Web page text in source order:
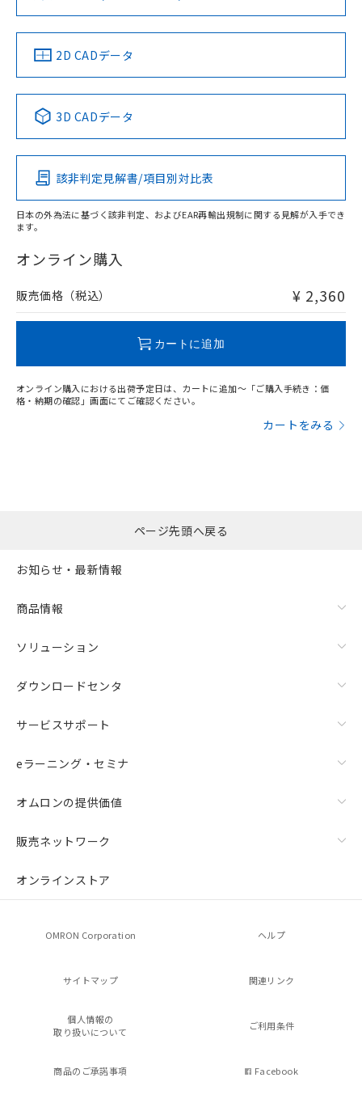
ソフトウェアの使用条件
中国 RoHS 注意事項・凡例
Pb Hg Cd Cr(VI)
O
在庫等で未対応品が混在する可能性があります。
問い合わせください。
LR型式承認
（イギリス
船舶規格）
DNV型式承認
（ノルウェー
BV型式承認
（フランス
KR型式
（韓国
No No No No
この製品の規格認証/適合状況ページへ
その他の認証はこちらのページからご検索ください
2D CADデータ
3D CADデータ
該非判定見解書/項目別対比表
日本の外為法に基づく該非判定、およびEAR再輸出規制に関する見解が入手でき
ます。
オンライン購入
販売価格（税込） ¥ 2,360
カートに追加
オンライン購入における出荷予定日は、カートに追加～「ご購入手続き：価
格・納期の確認」画面にてご確認ください。
カートをみる
ページ先頭へ戻る
お知らせ・最新情報
商品情報
ソリューション
ダウンロードセンタ
サービスサポート
eラーニング・セミナ
オムロンの提供価値
販売ネットワーク
オンラインストア
OMRON Corporation ヘルプ
サイトマップ 関連リンク
個人情報の
取り扱いについて
ご利用条件
商品のご承諾事項 Facebook